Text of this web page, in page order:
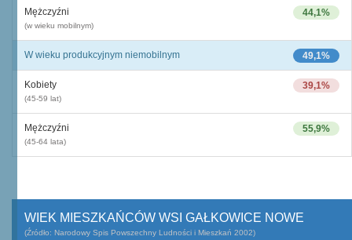
44,1%
Mężczyźni
(w wieku mobilnym)
49,1%
W wieku produkcyjnym niemobilnym
39,1%
Kobiety
(45-59 lat)
55,9%
Mężczyźni
(45-64 lata)
WIEK MIESZKAŃCÓW WSI GAŁKOWICE NOWE
(Źródło: Narodowy Spis Powszechny Ludności i Mieszkań 2002)